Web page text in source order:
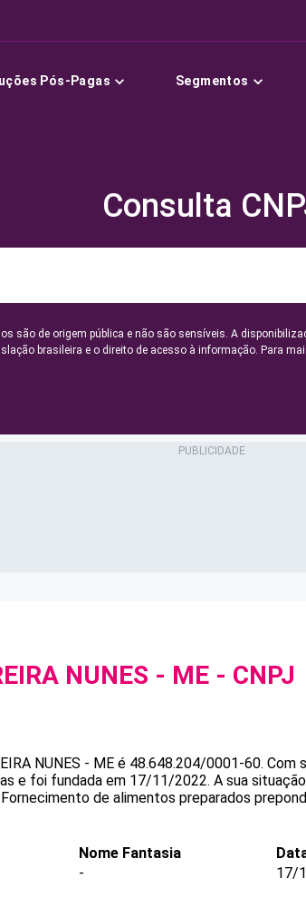
Pós-Pagas Segmentos
Consulta
são de origem pública e não são sensíveis. A
brasileira e o direito de acesso à informação. Para
NUNES - ME - CNPJ
NUNES - ME é 48.648.204/0001-60. Com
e foi fundada em 17/11/2022. A sua
de alimentos preparados
Nome Fantasia
-
17/